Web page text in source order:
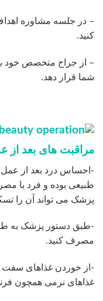
– در جلسه مشاوره اهداف
کنید.
– از جراح متخصص خود
شما قرار دهد.
مراقبت های بعد
-احساس درد بعد از عمل
طبیعی بوده و فرد با
پزشک می تواند آن را
-طبق دستور پزشک به
مصرف کنید.
-از خوردن غذاهای سفت
غذاهای نرمی همچون